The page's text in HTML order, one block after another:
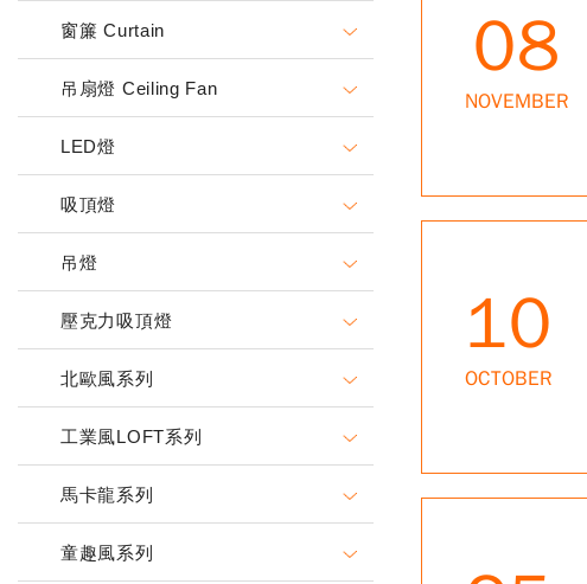
窗簾 Curtain
吊扇燈 Ceiling Fan
LED燈
吸頂燈
吊燈
壓克力吸頂燈
北歐風系列
工業風LOFT系列
馬卡龍系列
童趣風系列
08
NOVEMBER
10
OCTOBER